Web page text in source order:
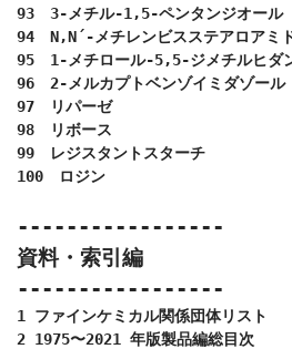
93　3-メチル-1,5-ペンタンジオール
94　N,N´-メチレンビスステアロアミ
95　1-メチロール-5,5-ジメチルヒダ
96　2-メルカプトベンゾイミダゾール
97　リパーゼ
98　リボース
99　レジスタントスターチ
100　ロジン
-----------------
資料・索引編
-----------------
1 ファインケミカル関係団体リスト
2 1975〜2021 年版製品編総目次